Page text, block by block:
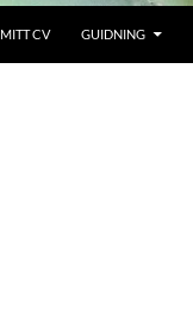
MITT CV GUIDNING